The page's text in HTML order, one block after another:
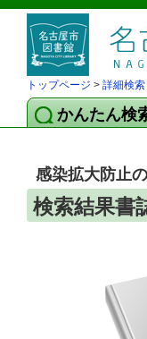
トップページ > 詳細検索
かんたん検
感染拡大防止の
検索結果書